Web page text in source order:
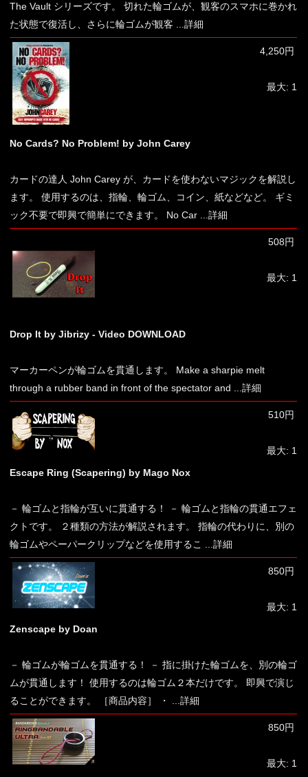
The Vault シリーズです。 切れた輪ゴムが、観客のスマホに巻かれ
た状態で復活し、さらに輪ゴムが観客 ...詳細
4,250円
最大: 1
No Cards? No Problem! by John Carey
カードの達人 John Carey が、カードを使わないマジックを解説し
ます。 使用するのは、指輪、輪ゴム、コイン、紙などなど。 ギミ
ック不要で即興で簡単にできます。 No Car ...詳細
508円
最大: 1
Drop It by Jibrizy - Video DOWNLOAD
マーカーペンが輪ゴムを貫通します。 Make a sharpie melt
through a rubber band in front of the spectator and ...詳細
510円
最大: 1
Escape Ring (Scapering) by Mago Nox
－ 輪ゴムと指輪が互いに貫通する！ － 輪ゴムと指輪の貫通エフェ
クトです。 ２種類の方法が解説されます。 指輪の代わりに、別の
輪ゴムやペーパークリップなどを使用するこ
...詳細
850円
最大: 1
Zenscape by Doan
－ 輪ゴムが輪ゴムを貫通する！ － 指に掛けた輪ゴムを、別の輪ゴ
ムが貫通します！ 使用するのは輪ゴム２本だけです。 即興で演じ
ることができます。 ［商品内容］ ・
...詳細
850円
最大: 1